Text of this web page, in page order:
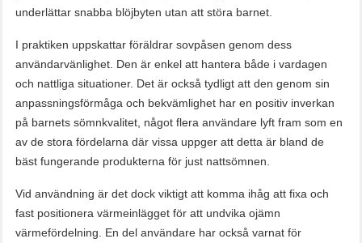
underlättar snabba blöjbyten utan att störa barnet.
I praktiken uppskattar föräldrar sovpåsen genom dess
användarvänlighet. Den är enkel att hantera både i vardagen
och nattliga situationer. Det är också tydligt att den genom sin
anpassningsförmåga och bekvämlighet har en positiv inverkan
på barnets sömnkvalitet, något flera användare lyft fram som en
av de stora fördelarna där vissa uppger att detta är bland de
bäst fungerande produkterna för just nattsömnen.
Vid användning är det dock viktigt att komma ihåg att fixa och
fast positionera värmeinlägget för att undvika ojämn
värmefördelning. En del användare har också varnat för